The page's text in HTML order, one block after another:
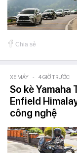
Chia sẻ
XE MÁY - 4 GIỜ TRƯỚC
So kè Yamaha
Enfield
công nghệ